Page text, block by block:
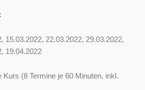
15.03.2022, 22.03.2022, 29.03.2022,
19.04.2022
Kurs (8 Termine je 60 Minuten, inkl.